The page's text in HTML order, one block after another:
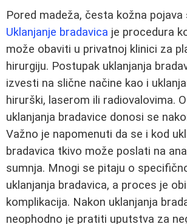
Pored madeža, česta kožna pojava
Uklanjanje bradavica je procedura
može obaviti u privatnoj klinici za
hirurgiju. Postupak uklanjanja
izvesti na slične načine kao i
hirurški, laserom ili radiovalovima.
uklanjanja bradavice donosi se
Važno je napomenuti da se i kod
bradavica tkivo može poslati na
sumnja. Mnogi se pitaju o
uklanjanja bradavica, a proces je
komplikacija. Nakon uklanjanja
neophodno je pratiti uputstva za